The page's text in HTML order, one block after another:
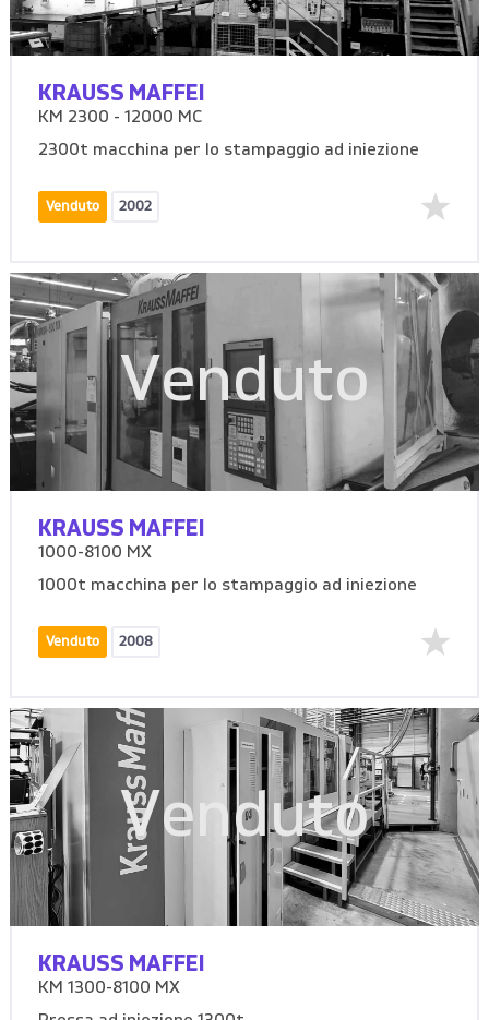
KRAUSS MAFFEI
KM 2300 - 12000 MC
2300t macchina per lo stampaggio ad iniezione
Venduto 2002
Venduto
KRAUSS MAFFEI
1000-8100 MX
1000t macchina per lo stampaggio ad iniezione
Venduto 2008
Venduto
KRAUSS MAFFEI
KM 1300-8100 MX